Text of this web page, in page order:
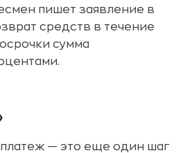
пишет заявление в
средств в течение
сумма
— это еще один шаг